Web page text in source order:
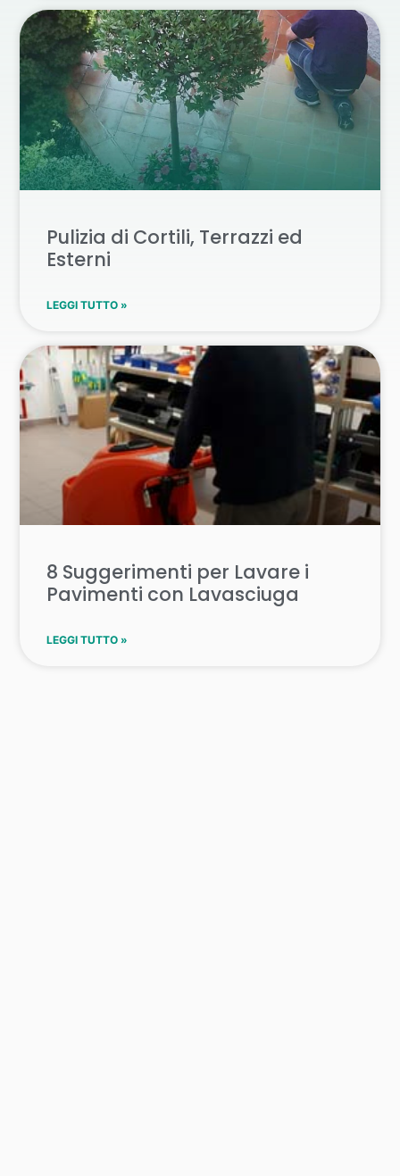
Pulizia di Cortili, Terrazzi ed
Esterni
LEGGI TUTTO »
8 Suggerimenti per Lavare i
Pavimenti con Lavasciuga
LEGGI TUTTO »